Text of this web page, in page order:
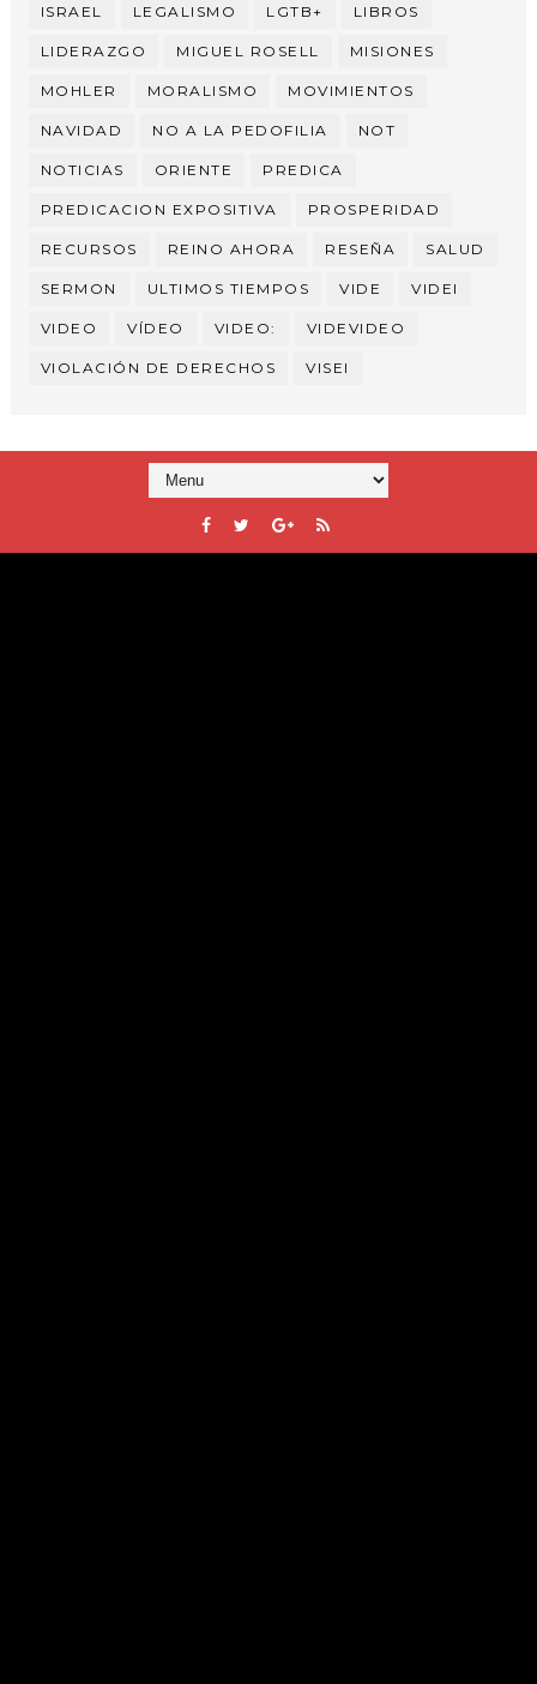
ISRAEL LEGALISMO LGTB+ LIBROS
LIDERAZGO MIGUEL ROSELL MISIONES
MOHLER MORALISMO MOVIMIENTOS
NAVIDAD NO A LA PEDOFILIA NOT
NOTICIAS ORIENTE PREDICA
PREDICACION EXPOSITIVA PROSPERIDAD
RECURSOS REINO AHORA RESEÑA SALUD
SERMON ULTIMOS TIEMPOS VIDE VIDEI
VIDEO VÍDEO VIDEO: VIDEVIDEO
VIOLACIÓN DE DERECHOS VISEI